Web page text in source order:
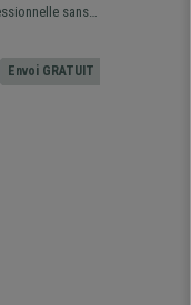
Bordeaux
sans
avec repose-
Envoi GRATUIT